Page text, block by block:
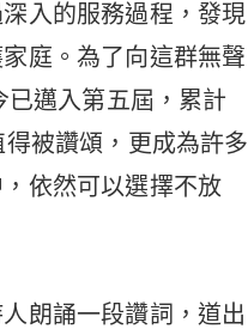
入的服務過程，發現
庭。為了向這群無聲
邁入第五屆，累計
被讚頌，更成為許多
依然可以選擇不放
朗誦一段讚詞，道出